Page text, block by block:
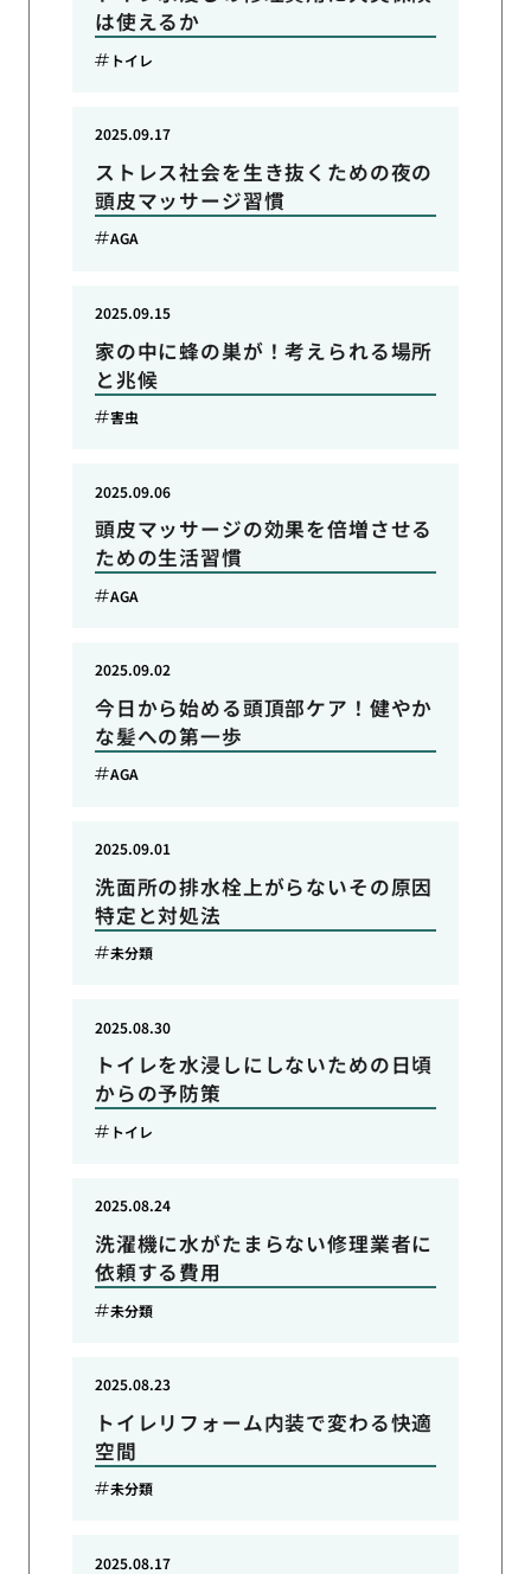
は使えるか
トイレ
ストレス社会を生き抜くための夜の
頭皮マッサージ習慣
2025.09.17
AGA
家の中に蜂の巣が！考えられる場所
と兆候
2025.09.15
害虫
頭皮マッサージの効果を倍増させる
ための生活習慣
2025.09.06
AGA
今日から始める頭頂部ケア！健やか
な髪への第一歩
2025.09.02
AGA
洗面所の排水栓上がらないその原因
特定と対処法
2025.09.01
未分類
トイレを水浸しにしないための日頃
からの予防策
2025.08.30
トイレ
洗濯機に水がたまらない修理業者に
依頼する費用
2025.08.24
未分類
トイレリフォーム内装で変わる快適
空間
2025.08.23
未分類
2025.08.17